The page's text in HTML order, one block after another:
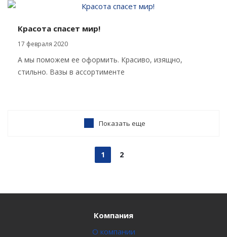
Красота спасет мир!
17 февраля 2020
А мы поможем ее оформить. Красиво, изящно,
стильно. Вазы в ассортименте
Показать еще
1 2
Компания
О компании